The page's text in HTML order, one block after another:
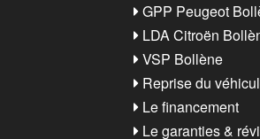
GPP Peugeot
LDA Citroën
VSP Bollène
Reprise du
Le financement
Le garanties &